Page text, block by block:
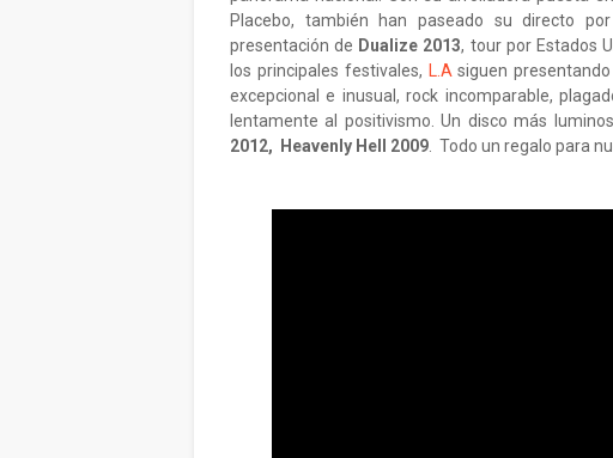
Placebo, también han paseado su directo
presentación de Dualize 2013, tour por Estados
los principales festivales, L.A siguen
excepcional e inusual, rock incomparable,
lentamente al positivismo. Un disco más
2012, Heavenly Hell 2009 . Todo un regalo para